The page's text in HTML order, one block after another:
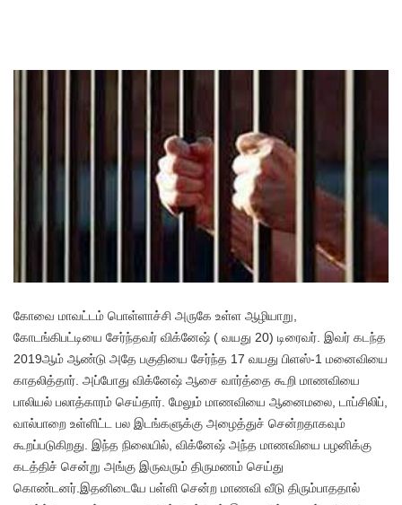
கோவை மாவட்டம் பொள்ளாச்சி அருகே உள்ள ஆழியாறு,
கோடங்கிபட்டியை சேர்ந்தவர் விக்னேஷ் ( வயது 20) டிரைவர். இவர் கடந்த
2019ஆம் ஆண்டு அதே பகுதியை சேர்ந்த 17 வயது பிளஸ்-1 மனைவியை
காதலித்தார். அப்போது விக்னேஷ் ஆசை வார்த்தை கூறி மாணவியை
பாலியல் பலாத்காரம் செய்தார். மேலும் மாணவியை ஆனைமலை, டாப்சிலிப்,
வால்பாறை உள்ளிட்ட பல இடங்களுக்கு அழைத்துச் சென்றதாகவும்
கூறப்படுகிறது. இந்த நிலையில், விக்னேஷ் அந்த மாணவியை பழனிக்கு
கடத்திச் சென்று அங்கு இருவரும் திருமணம் செய்து
கொண்டனர்.இதனிடையே பள்ளி சென்ற மாணவி வீடு திரும்பாததால்